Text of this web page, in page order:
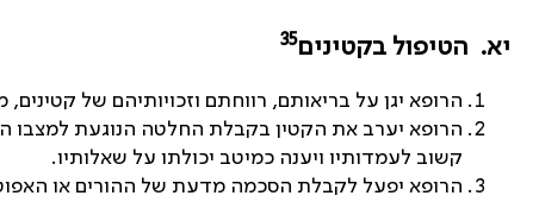
יא. הטיפול בקטינים35
הרופא יגן על בריאותם, רווחתם וזכויותיהם של
הרופא יערב את הקטין בקבלת החלטה הנוגעת למצבו
קשוב לעמדותיו ויענה כמיטב יכולתו על שאלותיו.
הרופא יפעל לקבלת הסכמה מדעת של ההורים או